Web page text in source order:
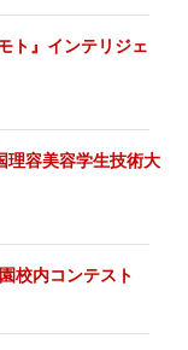
ト』インテリジェ
理容美容学生技術大
校内コンテスト